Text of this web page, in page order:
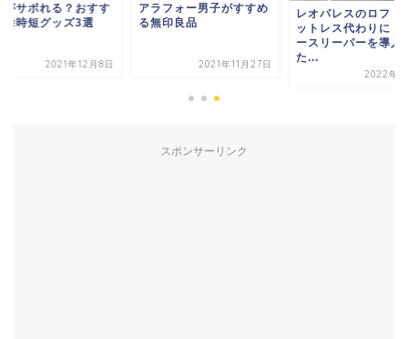
がサボれる？おすす
除時短グッズ3選
2021年12月8日
アラフォー男子がすすめ
る無印良品
2021年11月27日
レオパレスのロフト
ットレス代わりにト
ースリーパーを導入
た...
2022年9
スポンサーリンク